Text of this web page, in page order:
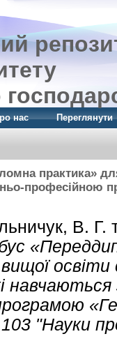
нас Переглянути
практика»
професійною
В. Г.
вищої
навчаються
103 "Науки